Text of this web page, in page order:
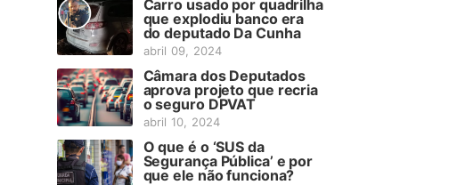
Carro usado por quadrilha
que explodiu banco era
do deputado Da Cunha
abril 09, 2024
Câmara dos Deputados
aprova projeto que recria
o seguro DPVAT
abril 10, 2024
O que é o ‘SUS da
Segurança Pública’ e por
que ele não funciona?